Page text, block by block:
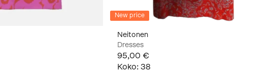
New price
Neitonen
Dresses
95,00 €
Koko: 38